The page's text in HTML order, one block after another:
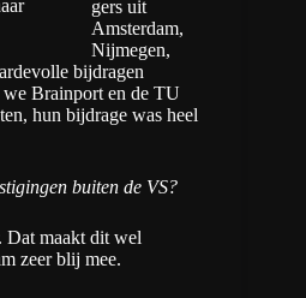
gers uit
Amsterdam,
Nijmegen,
bijdragen
we Brainport en de TU
hun bijdrage was heel
buiten de VS?
Dat maakt dit wel
zeer blij mee.